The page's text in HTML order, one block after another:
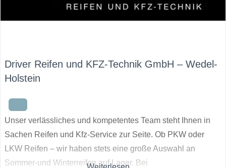
Driver Reifen und KFZ-Technik GmbH – Wedel-
Holstein
Unser verlässliches und kompetentes Team steht Ihnen in
Sachen Reifen und Kfz-Service zur Seite. Ob PKW oder
LKW Reifen – wir haben stets eine große Auswahl an
Sommer-und Winterreifen auf Lager. Bei